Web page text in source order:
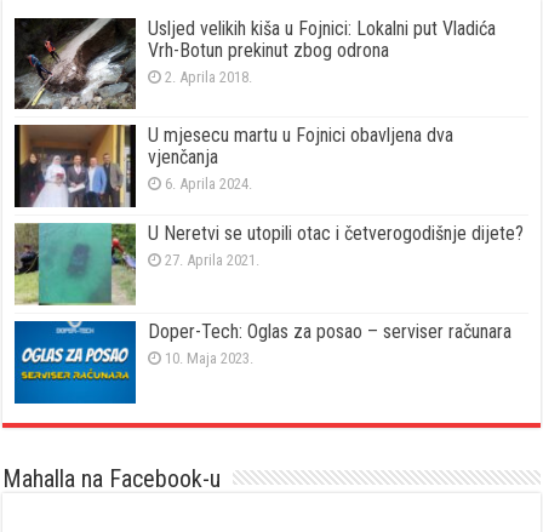
Usljed velikih kiša u Fojnici: Lokalni put Vladića
Vrh-Botun prekinut zbog odrona
2. Aprila 2018.
U mjesecu martu u Fojnici obavljena dva
vjenčanja
6. Aprila 2024.
U Neretvi se utopili otac i četverogodišnje dijete?
27. Aprila 2021.
Doper-Tech: Oglas za posao – serviser računara
10. Maja 2023.
Mahalla na Facebook-u